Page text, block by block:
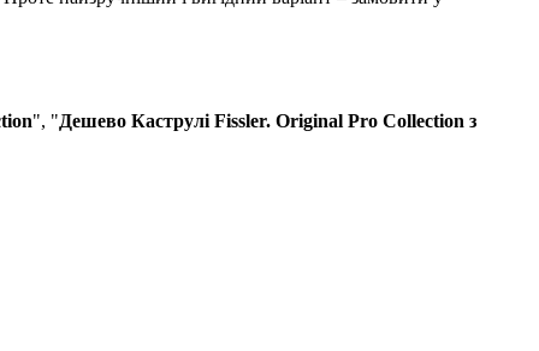
", "Дешево Каструлі Fissler. Original Pro Collection з